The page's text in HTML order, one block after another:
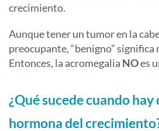
crecimiento.
Aunque tener un tumor en la
preocupante, “benigno” significa
Entonces, la acromegalia NOes
¿Qué sucede cuando hay
hormona del